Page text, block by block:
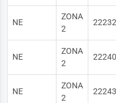
NE
ZONA
2
22232
NE
ZONA
2
22240
NE
ZONA
2
22243